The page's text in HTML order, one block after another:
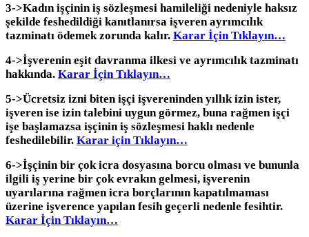
3->Kadın işçinin iş sözleşmesi hamileliği nedeniyle haksız
şekilde feshedildiği kanıtlanırsa işveren ayrımcılık
tazminatı ödemek zorunda kalır. Karar İçin Tıklayın…
4->İşverenin eşit davranma ilkesi ve ayrımcılık tazminatı
hakkında. Karar İçin Tıklayın…
5->Ücretsiz izni biten işçi işvereninden yıllık izin ister,
işveren ise izin talebini uygun görmez, buna rağmen işçi
işe başlamazsa işçinin iş sözleşmesi haklı nedenle
feshedilebilir. Karar için Tıklayın…
6->İşçinin bir çok icra dosyasına borcu olması ve bununla
ilgili iş yerine bir çok evrakın gelmesi, işverenin
uyarılarına rağmen icra borçlarının kapatılmaması
üzerine işverence yapılan fesih geçerli nedenle fesihtir.
Karar İçin Tıklayın…